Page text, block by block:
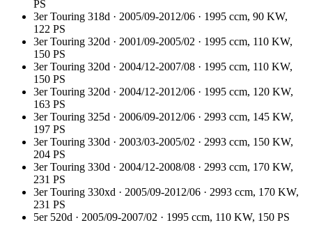
PS
3er Touring 318d · 2005/09-2012/06 · 1995 ccm, 90 KW,
122 PS
3er Touring 320d · 2001/09-2005/02 · 1995 ccm, 110 KW,
150 PS
3er Touring 320d · 2004/12-2007/08 · 1995 ccm, 110 KW,
150 PS
3er Touring 320d · 2004/12-2012/06 · 1995 ccm, 120 KW,
163 PS
3er Touring 325d · 2006/09-2012/06 · 2993 ccm, 145 KW,
197 PS
3er Touring 330d · 2003/03-2005/02 · 2993 ccm, 150 KW,
204 PS
3er Touring 330d · 2004/12-2008/08 · 2993 ccm, 170 KW,
231 PS
3er Touring 330xd · 2005/09-2012/06 · 2993 ccm, 170 KW,
231 PS
5er 520d · 2005/09-2007/02 · 1995 ccm, 110 KW, 150 PS